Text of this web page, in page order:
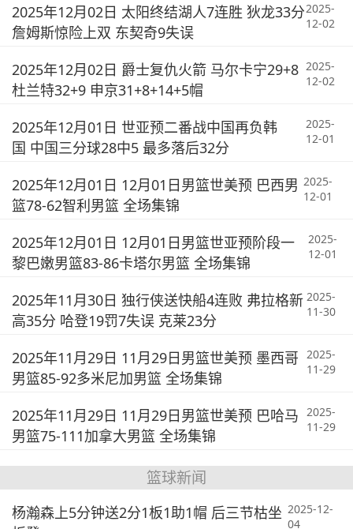
2025年12月02日 太阳终结湖人7连胜 狄龙33分
詹姆斯惊险上双 东契奇9失误
2025-
12-02
2025年12月02日 爵士复仇火箭 马尔卡宁29+8
杜兰特32+9 申京31+8+14+5帽
2025-
12-02
2025年12月01日 世亚预二番战中国再负韩
国 中国三分球28中5 最多落后32分
2025-
12-01
2025年12月01日 12月01日男篮世美预 巴西男
篮78-62智利男篮 全场集锦
2025-
12-01
2025年12月01日 12月01日男篮世亚预阶段一
黎巴嫩男篮83-86卡塔尔男篮 全场集锦
2025-
12-01
2025年11月30日 独行侠送快船4连败 弗拉格新
高35分 哈登19罚7失误 克莱23分
2025-
11-30
2025年11月29日 11月29日男篮世美预 墨西哥
男篮85-92多米尼加男篮 全场集锦
2025-
11-29
2025年11月29日 11月29日男篮世美预 巴哈马
男篮75-111加拿大男篮 全场集锦
2025-
11-29
篮球新闻
杨瀚森上5分钟送2分1板1助1帽 后三节枯坐 2025-12-
04